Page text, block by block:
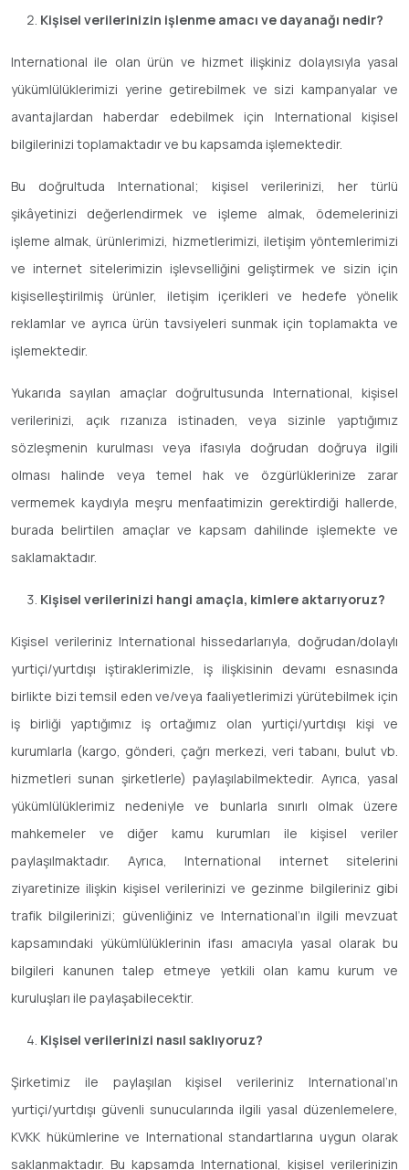
Kişisel verilerinizin işlenme amacı ve dayanağı nedir?
International ile olan ürün ve hizmet ilişkiniz dolayısıyla yasal
yükümlülüklerimizi yerine getirebilmek ve sizi kampanyalar ve
avantajlardan haberdar edebilmek için International kişisel
bilgilerinizi toplamaktadır ve bu kapsamda işlemektedir.
Bu doğrultuda International; kişisel verilerinizi, her türlü
şikâyetinizi değerlendirmek ve işleme almak, ödemelerinizi
işleme almak, ürünlerimizi, hizmetlerimizi, iletişim yöntemlerimizi
ve internet sitelerimizin işlevselliğini geliştirmek ve sizin için
kişiselleştirilmiş ürünler, iletişim içerikleri ve hedefe yönelik
reklamlar ve ayrıca ürün tavsiyeleri sunmak için toplamakta ve
işlemektedir.
Yukarıda sayılan amaçlar doğrultusunda International, kişisel
verilerinizi, açık rızanıza istinaden, veya sizinle yaptığımız
sözleşmenin kurulması veya ifasıyla doğrudan doğruya ilgili
olması halinde veya temel hak ve özgürlüklerinize zarar
vermemek kaydıyla meşru menfaatimizin gerektirdiği hallerde,
burada belirtilen amaçlar ve kapsam dahilinde işlemekte ve
saklamaktadır.
Kişisel verilerinizi hangi amaçla, kimlere aktarıyoruz?
Kişisel verileriniz International hissedarlarıyla, doğrudan/dolaylı
yurtiçi/yurtdışı iştiraklerimizle, iş ilişkisinin devamı esnasında
birlikte bizi temsil eden ve/veya faaliyetlerimizi yürütebilmek için
iş birliği yaptığımız iş ortağımız olan yurtiçi/yurtdışı kişi ve
kurumlarla (kargo, gönderi, çağrı merkezi, veri tabanı, bulut vb.
hizmetleri sunan şirketlerle) paylaşılabilmektedir. Ayrıca, yasal
yükümlülüklerimiz nedeniyle ve bunlarla sınırlı olmak üzere
mahkemeler ve diğer kamu kurumları ile kişisel veriler
paylaşılmaktadır. Ayrıca, International internet sitelerini
ziyaretinize ilişkin kişisel verilerinizi ve gezinme bilgileriniz gibi
trafik bilgilerinizi; güvenliğiniz ve International’ın ilgili mevzuat
kapsamındaki yükümlülüklerinin ifası amacıyla yasal olarak bu
bilgileri kanunen talep etmeye yetkili olan kamu kurum ve
kuruluşları ile paylaşabilecektir.
Kişisel verilerinizi nasıl saklıyoruz?
Şirketimiz ile paylaşılan kişisel verileriniz International’ın
yurtiçi/yurtdışı güvenli sunucularında ilgili yasal düzenlemelere,
KVKK hükümlerine ve International standartlarına uygun olarak
saklanmaktadır. Bu kapsamda International, kişisel verilerinizin